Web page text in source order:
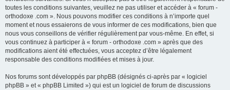
toutes les conditions suivantes, veuillez ne pas utiliser et accéder à « forum -
orthodoxe .com ». Nous pouvons modifier ces conditions à n’importe quel
moment et nous essaierons de vous informer de ces modifications, bien que
nous vous conseillons de vérifier régulièrement par vous-même. En effet, si
vous continuez à participer à « forum - orthodoxe .com » après que des
modifications aient été effectuées, vous acceptez d’être légalement
responsable des conditions modifiées et mises à jour.
Nos forums sont développés par phpBB (désignés ci-après par « logiciel
phpBB » et « phpBB Limited ») qui est un logiciel de forum de discussions